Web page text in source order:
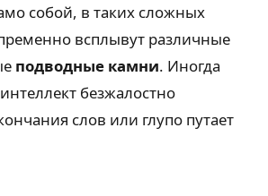
собой, в таких сложных
всплывут различные
подводные камни. Иногда
безжалостно
слов или глупо путает